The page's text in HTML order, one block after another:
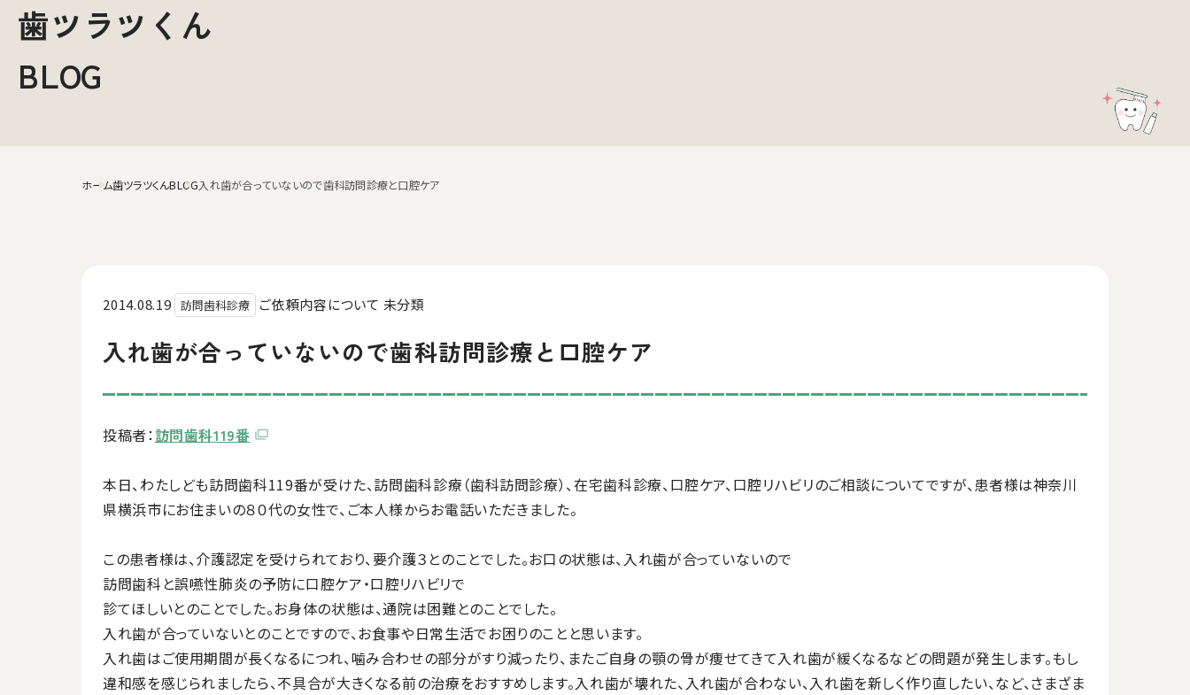
歯ツラツくん
BLOG
ホーム歯ツラツくんBLOG入れ歯が合っていないので歯科訪問診療と口腔ケア
2014.08.19 訪問歯科診療 ご依頼内容について 未分類
入れ歯が合っていないので歯科訪問診療と口腔ケア
投稿者：訪問歯科119番
本日、わたしども訪問歯科119番が受けた、訪問歯科診療（歯科訪問診療）、在宅歯科診療、口腔ケア、口腔リハビリのご相談についてですが、患者様は神奈川
県横浜市にお住まいの８０代の女性で、ご本人様からお電話いただきました。
この患者様は、介護認定を受けられており、要介護３とのことでした。お口の状態は、入れ歯が合っていないので
訪問歯科と誤嚥性肺炎の予防に口腔ケア・口腔リハビリで
診てほしいとのことでした。お身体の状態は、通院は困難とのことでした。
入れ歯が合っていないとのことですので、お食事や日常生活でお困りのことと思います。
入れ歯はご使用期間が長くなるにつれ、噛み合わせの部分がすり減ったり、またご自身の顎の骨が痩せてきて入れ歯が緩くなるなどの問題が発生します。もし
違和感を感じられましたら、不具合が大きくなる前の治療をおすすめします。入れ歯が壊れた、入れ歯が合わない、入れ歯を新しく作り直したい、など、さまざま